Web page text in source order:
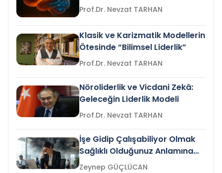
Prof.Dr. Nevzat TARHAN
Klasik ve Karizmatik Modellerin
Ötesinde “Bilimsel Liderlik”
Prof.Dr. Nevzat TARHAN
Nöroliderlik ve Vicdani Zekâ:
Geleceğin Liderlik Modeli
Prof.Dr. Nevzat TARHAN
İşe Gidip Çalışabiliyor Olmak
Sağlıklı Olduğunuz Anlamına
Gelir mi?Zeynep GÜÇLÜCAN